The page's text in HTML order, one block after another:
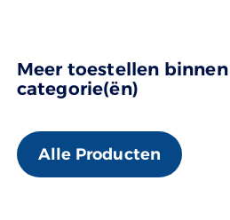
Meer toestellen
categorie(ën)
Alle Producten